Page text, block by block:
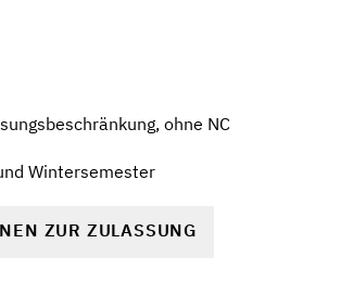
ohne NC
Wintersemester
ZUR ZULASSUNG